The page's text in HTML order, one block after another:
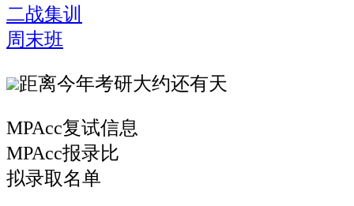
二战集训
周末班
距离今年考研大约还有天
MPAcc复试信息
MPAcc报录比
拟录取名单